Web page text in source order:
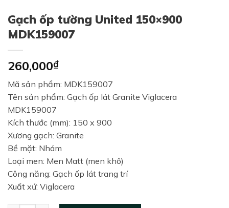
Gạch ốp tường United 150×900
MDK159007
260,000₫
Mã sản phẩm: MDK159007
Tên sản phẩm: Gạch ốp lát Granite Viglacera
MDK159007
Kích thước (mm): 150 x 900
Xương gạch: Granite
Bề mặt: Nhám
Loại men: Men Matt (men khô)
Công năng: Gạch ốp lát trang trí
Xuất xứ: Viglacera